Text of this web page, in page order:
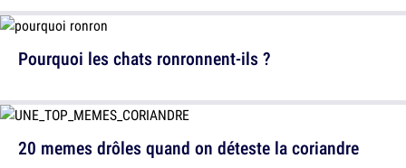
Pourquoi les chats ronronnent-ils ?
20 memes drôles quand on déteste la coriandre